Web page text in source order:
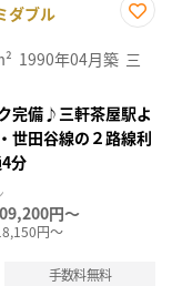
ダブル
に入
り登
1990年04月築 三
完備♪三軒茶屋駅よ
世田谷線の２路線利
分
円～
円～
手数料無料